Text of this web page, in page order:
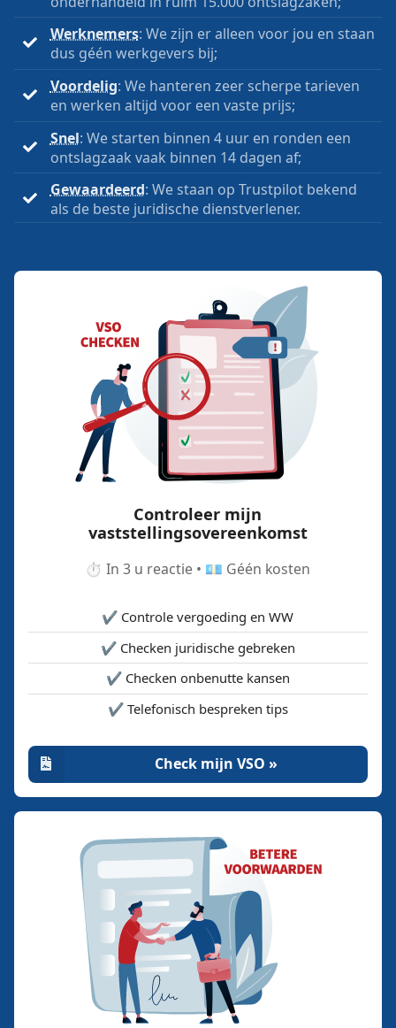
Werknemers: We zijn er alleen voor jou en staan
dus géén werkgevers bij;
Voordelig: We hanteren zeer scherpe tarieven
en werken altijd voor een vaste prijs;
Snel: We starten binnen 4 uur en ronden een
ontslagzaak vaak binnen 14 dagen af;
Gewaardeerd: We staan op Trustpilot bekend
als de beste juridische dienstverlener.
Controleer mijn
vaststellingsovereenkomst
⏱️ In 3 u reactie • 💶 Géén kosten
✔️ Controle vergoeding en WW
✔️ Checken juridische gebreken
✔️ Checken onbenutte kansen
✔️ Telefonisch bespreken tips
Check mijn VSO »